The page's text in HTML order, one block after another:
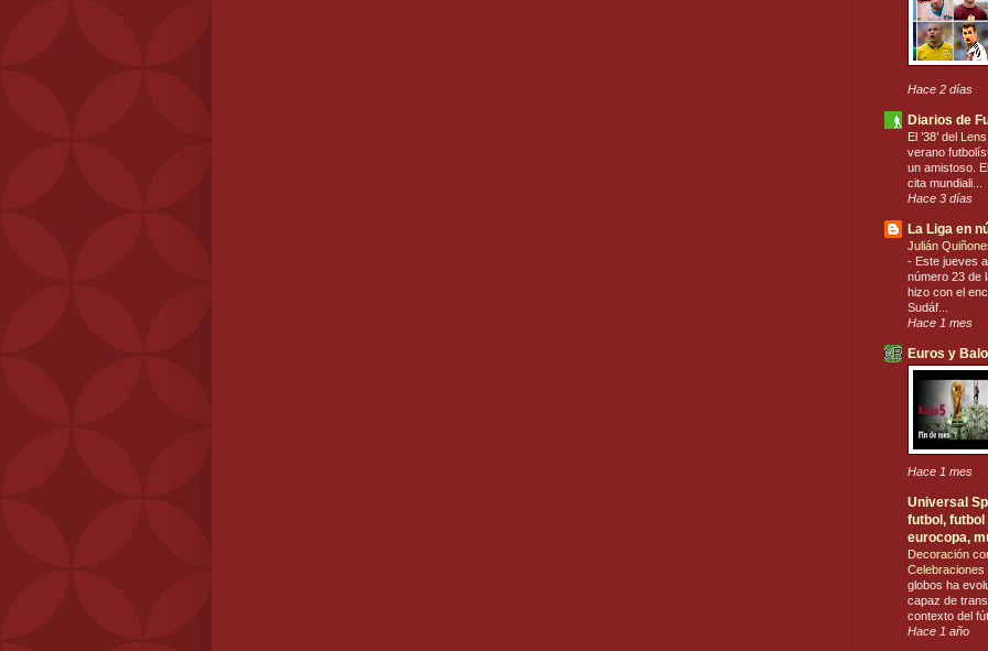
Hace 2 días
Diarios de
El ’38’ del
verano
un amistoso.
cita mundiali...
Hace 3 días
La Liga en
Julián
- Este jueves
número 23 de
hizo con el
Sudáf...
Hace 1 mes
Euros y
Hace 1 mes
Universal
futbol, futbol
eurocopa,
Decoración
globos ha
capaz de
contexto del
Hace 1 año